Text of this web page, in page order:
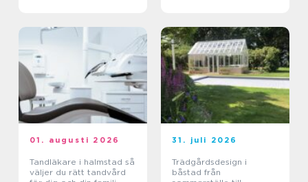
01. augusti 2026
Tandläkare i halmstad så
väljer du rätt tandvård
31. juli 2026
Trädgårdsdesign i
båstad från